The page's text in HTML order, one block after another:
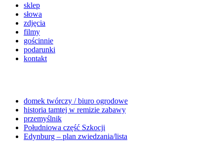
sklep
słowa
zdjęcia
filmy
gościnnie
podarunki
kontakt
domek twórczy / biuro ogrodowe
historia tamtej w remizie zabawy
przemyślnik
Południowa część Szkocji
Edynburg – plan zwiedzania/lista